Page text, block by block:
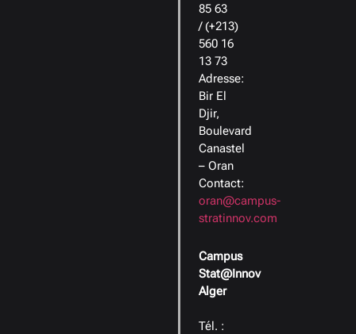
85 63
/ (+213)
560 16
13 73
Adresse:
Bir El
Djir,
Boulevard
Canastel
– Oran
Contact:
oran@campus-
stratinnov.com
Campus
Stat@Innov
Alger
Tél. :